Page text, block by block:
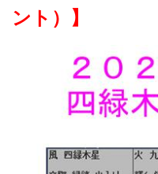
ント）】